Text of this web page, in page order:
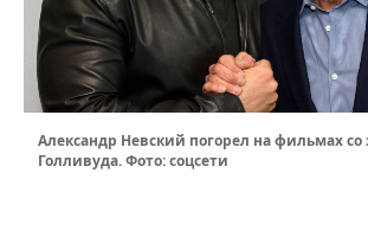
Александр Невский погорел на фильмах со
Голливуда. Фото: соцсети